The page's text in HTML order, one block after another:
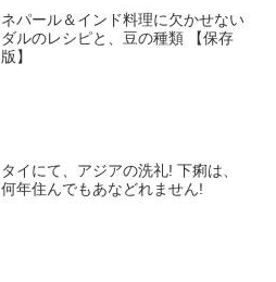
ネパール＆インド料理に欠かせない
ダルのレシピと、豆の種類 【保存
版】
タイにて、アジアの洗礼! 下痢は、
何年住んでもあなどれません!